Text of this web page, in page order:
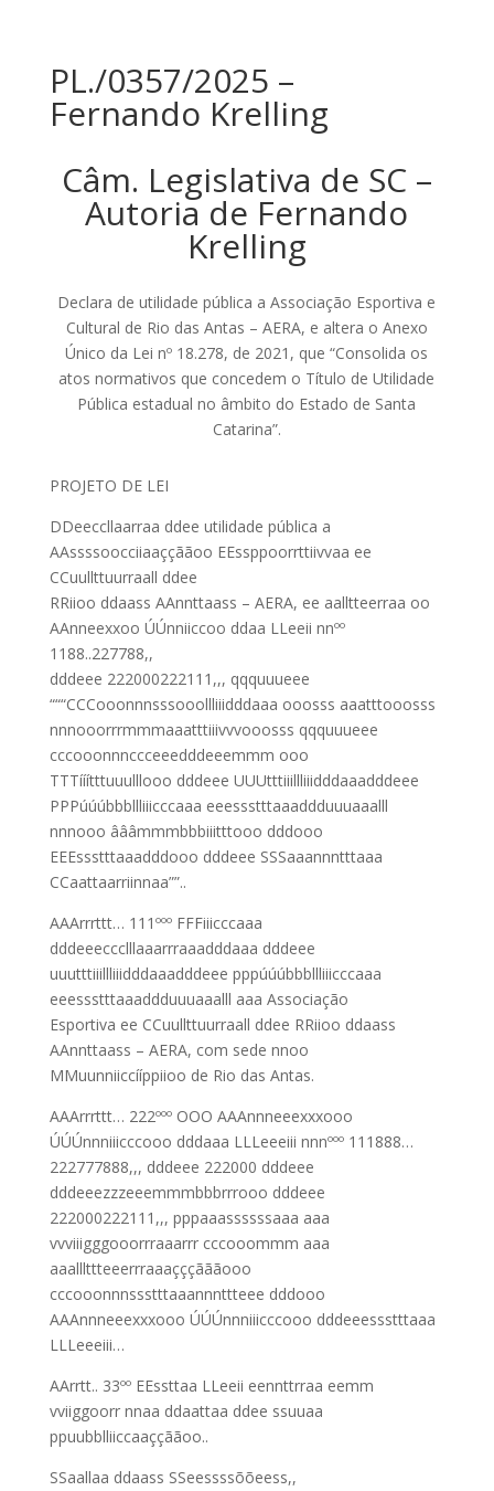
PL./0357/2025 –
Fernando Krelling
Câm. Legislativa de SC –
Autoria de Fernando
Krelling
Declara de utilidade pública a Associação Esportiva e
Cultural de Rio das Antas – AERA, e altera o Anexo
Único da Lei nº 18.278, de 2021, que “Consolida os
atos normativos que concedem o Título de Utilidade
Pública estadual no âmbito do Estado de Santa
Catarina”.
PROJETO DE LEI
DDeeccllaarraa ddee utilidade pública a
AAssssoocciiaaççããoo EEssppoorrttiivvaa ee
CCuullttuurraall ddee
RRiioo ddaass AAnnttaass – AERA, ee aalltteerraa oo
AAnneexxoo ÚÚnniiccoo ddaa LLeeii nnºº
1188..227788,,
dddeee 222000222111,,, qqquuueee
“““CCCooonnnsssooollliiidddaaa ooosss aaatttooosss
nnnooorrrmmmaaatttiiivvvooosss qqquuueee
cccooonnnccceeedddeeemmm ooo
TTTííítttuuulllooo dddeee UUUtttiiillliiidddaaadddeee
PPPúúúbbbllliiicccaaa eeessstttaaaddduuuaaalll
nnnooo âââmmmbbbiiitttooo dddooo
EEEssstttaaadddooo dddeee SSSaaannntttaaa
CCaattaarriinnaa””..
AAArrrttt… 111ººº FFFiiicccaaa
dddeeeccclllaaarrraaadddaaa dddeee
uuutttiiillliiidddaaadddeee pppúúúbbbllliiicccaaa
eeessstttaaaddduuuaaalll aaa Associação
Esportiva ee CCuullttuurraall ddee RRiioo ddaass
AAnnttaass – AERA, com sede nnoo
MMuunniiccííppiioo de Rio das Antas.
AAArrrttt… 222ººº OOO AAAnnneeexxxooo
ÚÚÚnnniiicccooo dddaaa LLLeeeiii nnnººº 111888…
222777888,,, dddeee 222000 dddeee
dddeeezzzeeemmmbbbrrrooo dddeee
222000222111,,, pppaaassssssaaa aaa
vvviiigggooorrraaarrr cccooommm aaa
aaalllttteeerrraaaçççãããooo
cccooonnnssstttaaannnttteee dddooo
AAAnnneeexxxooo ÚÚÚnnniiicccooo dddeeessstttaaa
LLLeeeiii…
AArrtt.. 33ºº EEssttaa LLeeii eennttrraa eemm
vviiggoorr nnaa ddaattaa ddee ssuuaa
ppuubblliiccaaççããoo..
SSaallaa ddaass SSeessssõõeess,,